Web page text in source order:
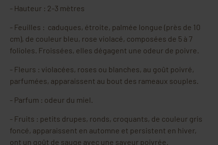
- Hauteur : 2-3 mètres
- Feuilles : caduques, étroite, palmée longue (près de 10
cm), de couleur bleu, rose violacé, composées de 5 à 7
folioles. Froissées, elles dégagent une odeur de poivre.
- Fleurs : violacées, roses ou blanches, au goût poivré,
parfumées, apparaissent au bout des rameaux souples.
- Parfum : odeur du miel.
- Fruits : petits drupes, ronds, croquants, de couleur gris
foncé, apparaissent en automne et persistent en hiver,
ont un goût de sauge avec une saveur poivrée.